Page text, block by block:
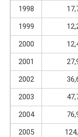
1998
1999
2000
2001
2002
2003
2004
2005